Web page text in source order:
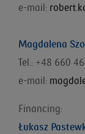
e-mail:
Magdalena
Tel.: +48 660
e-mail:
Financing:
Łukasz